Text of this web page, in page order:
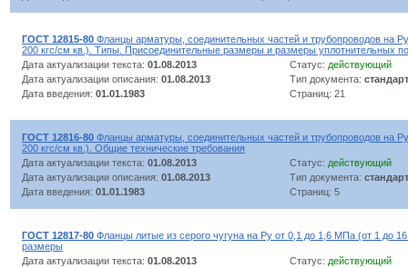
ГОСТ 12815-80 Фланцы арматуры, соединительных частей и трубопроводов на
200 кгс/см кв.). Типы. Присоединительные размеры и размеры уплотнительных
Дата актуализации текста: 01.08.2013 Статус: действующий
Дата актуализации описания: 01.08.2013 Тип документа: стандарт
Дата введения: 01.01.1983 Страниц: 21
ГОСТ 12816-80 Фланцы арматуры, соединительных частей и трубопроводов на
200 кгс/см кв.). Общие технические требования
Дата актуализации текста: 01.08.2013 Статус: действующий
Дата актуализации описания: 01.08.2013 Тип документа: стандарт
Дата введения: 01.01.1983 Страниц: 5
ГОСТ 12817-80 Фланцы литые из серого чугуна на Ру от 0,1 до 1,6 МПа (от 1 до
размеры
Дата актуализации текста: 01.08.2013 Статус: действующий